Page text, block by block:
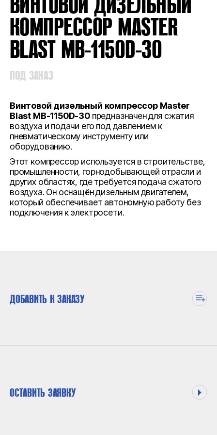
КОМПРЕССОР MASTER
BLAST MB-1150D-30
ПОД ЗАКАЗ
Винтовой дизельный компрессор Master
Blast MB-1150D-30 предназначен для сжатия
воздуха и подачи его под давлением к
пневматическому инструменту или
оборудованию.
Этот компрессор используется в строительстве,
промышленности, горнодобывающей отрасли и
других областях, где требуется подача сжатого
воздуха. Он оснащён дизельным двигателем,
который обеспечивает автономную работу без
подключения к электросети.
ДОБАВИТЬ К ЗАКАЗУ
ОСТАВИТЬ ЗАЯВКУ